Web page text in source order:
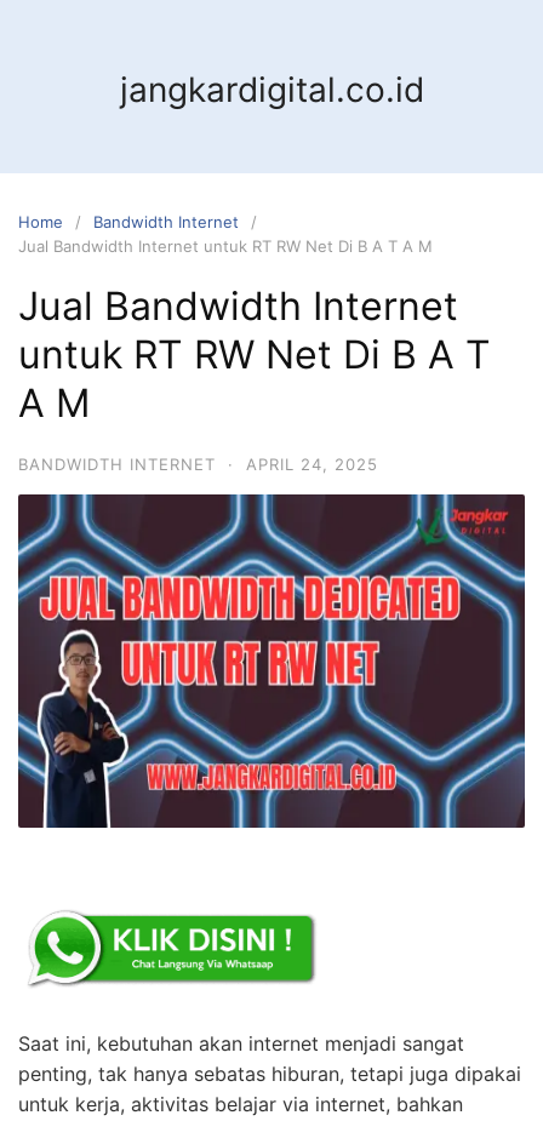
jangkardigital.co.id
Home
Bandwidth Internet
Jual Bandwidth Internet untuk RT RW Net Di B A T A M
Jual Bandwidth Internet
untuk RT RW Net Di B A T
A M
BANDWIDTH INTERNET · APRIL 24, 2025
Saat ini, kebutuhan akan internet menjadi sangat
penting, tak hanya sebatas hiburan, tetapi juga dipakai
untuk kerja, aktivitas belajar via internet, bahkan